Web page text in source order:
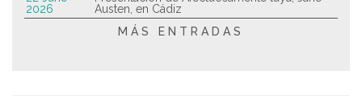
2026
Austen, en Cádiz
MÁS ENTRADAS